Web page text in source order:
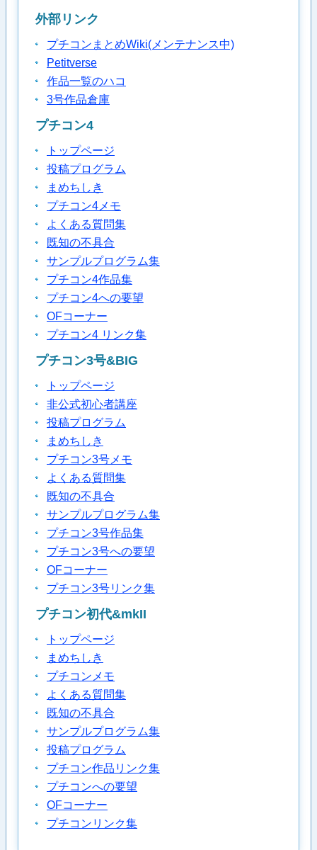
外部リンク
プチコンまとめWiki(メンテナンス中)
Petitverse
作品一覧のハコ
3号作品倉庫
プチコン4
トップページ
投稿プログラム
まめちしき
プチコン4メモ
よくある質問集
既知の不具合
サンプルプログラム集
プチコン4作品集
プチコン4への要望
OFコーナー
プチコン4 リンク集
プチコン3号&BIG
トップページ
非公式初心者講座
投稿プログラム
まめちしき
プチコン3号メモ
よくある質問集
既知の不具合
サンプルプログラム集
プチコン3号作品集
プチコン3号への要望
OFコーナー
プチコン3号リンク集
プチコン初代&mkII
トップページ
まめちしき
プチコンメモ
よくある質問集
既知の不具合
サンプルプログラム集
投稿プログラム
プチコン作品リンク集
プチコンへの要望
OFコーナー
プチコンリンク集